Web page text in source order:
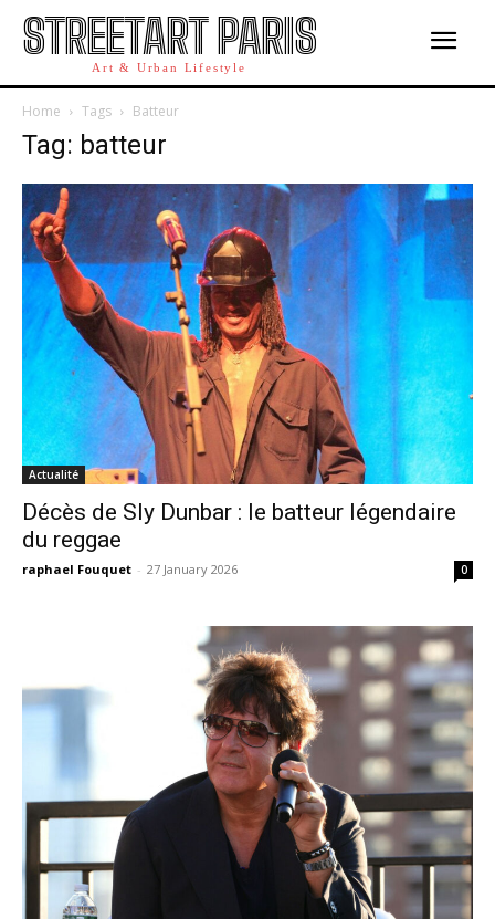
STREETART PARIS
Art & Urban Lifestyle
Home Tags Batteur
Tag: batteur
Actualité
Décès de Sly Dunbar : le batteur légendaire
du reggae
raphael Fouquet - 27 January 2026 0